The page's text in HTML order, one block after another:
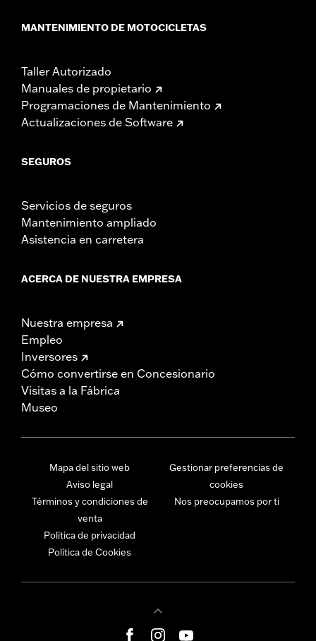
MANTENIMIENTO DE MOTOCICLETAS
Taller Autorizado
Manuales de propietario
Programaciones de Mantenimiento
Actualizaciones de Software
SEGUROS
Servicios de seguros
Mantenimiento ampliado
Asistencia en carretera
ACERCA DE NUESTRA EMPRESA
Nuestra empresa
Empleo
Inversores
Cómo convertirse en Concesionario
Visitas a la Fábrica
Museo
Mapa del sitio web
Aviso legal
Términos y condiciones de
venta
Política de privacidad
Política de Cookies
Gestionar preferencias de
cookies
Nos preocupamos por ti